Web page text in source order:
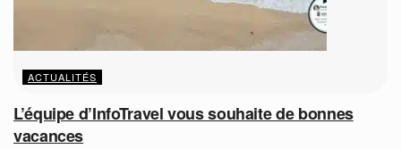
ACTUALITÉS
L’équipe d’InfoTravel vous souhaite de bonnes
vacances